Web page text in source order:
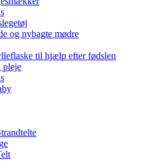
og nybagte mødre
til hjælp efter fødslen
pleje